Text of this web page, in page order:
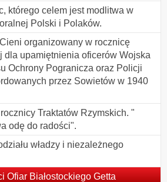
którego celem jest modlitwa w
Polski i Polaków.
organizowany w rocznicę
dla upamiętnienia oficerów Wojska
Ochrony Pogranicza oraz Policji
przez Sowietów w 1940
Traktatów Rzymskich. "
odę do radości".
władzy i niezależnego
Ofiar Białostockiego Getta